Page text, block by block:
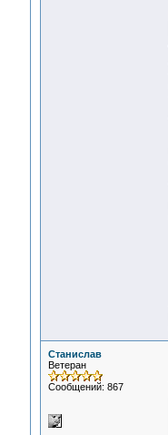
Станислав
Ветеран
Сообщений: 867